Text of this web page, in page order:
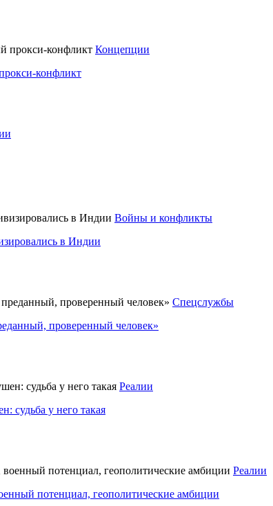
Концепции
конфликт
Войны и конфликты
в Индии
Спецслужбы
проверенный человек»
Реалии
судьба у него такая
Реалии
потенциал, геополитические амбиции